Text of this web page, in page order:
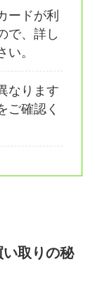
ードが利
で、詳し
。
なります
ご確認く
取りの秘